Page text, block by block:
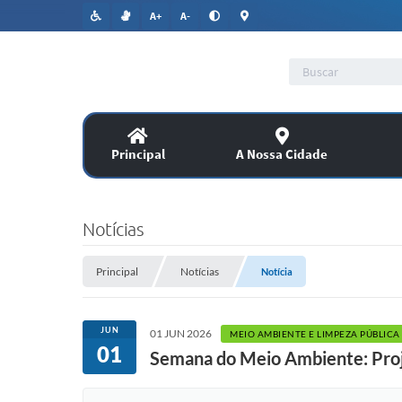
A+ A-
Principal A Nossa Cidade
Assitência Social
PUBLICAÇÕES OFICIAIS
Legislação
Notícias
Principal Notícias Notícia
JUN
01
01 JUN 2026 MEIO AMBIENTE E LIMPEZA PÚBLICA
Semana do Meio Ambiente: